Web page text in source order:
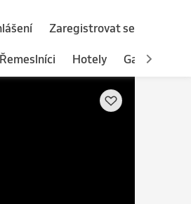
Zaregistrovat se
Řemeslníci Hotely Gastronomie